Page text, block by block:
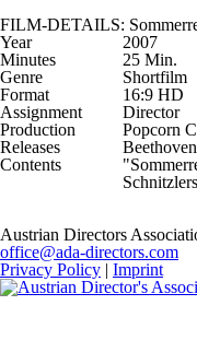
FILM-DETAILS:
Year
2007
Minutes
25 Min.
Genre
Shortfilm
Format
16:9 HD
Assignment
Director
Production
Popcorn
Releases
Contents
Austrian Directors
office@ada-directors.com
Privacy Policy | Imprint